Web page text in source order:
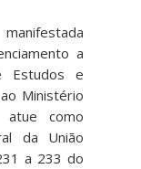
a
Estudos e
Ministério
atue como
da União
a 233 do